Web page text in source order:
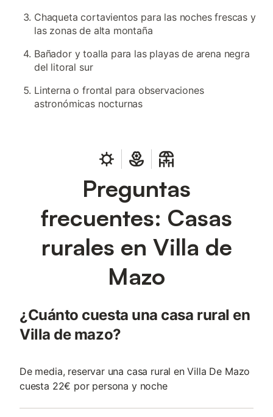
Chaqueta cortavientos para las noches frescas y
las zonas de alta montaña
Bañador y toalla para las playas de arena negra
del litoral sur
Linterna o frontal para observaciones
astronómicas nocturnas
Preguntas
frecuentes: Casas
rurales en Villa de
Mazo
¿Cuánto cuesta una casa rural en
Villa de mazo?
De media, reservar una casa rural en Villa De Mazo
cuesta 22€ por persona y noche